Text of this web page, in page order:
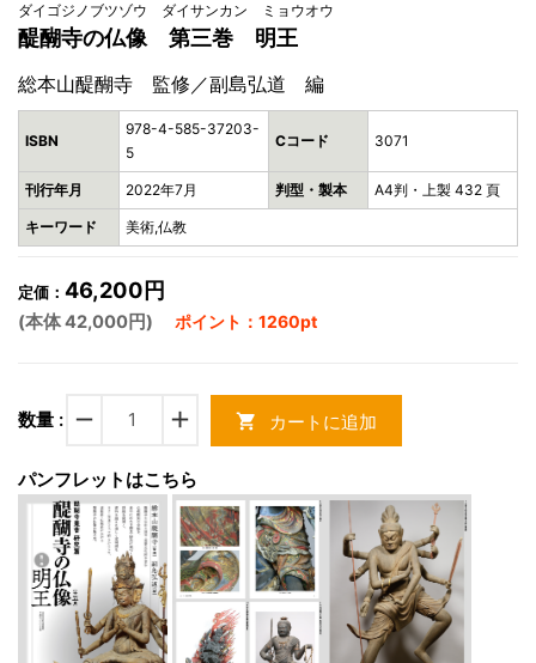
ダイゴジノブツゾウ ダイサンカン ミョウオウ
醍醐寺の仏像 第三巻 明王
総本山醍醐寺 監修／副島弘道 編
ISBN
978-4-585-37203-
5
Cコード 3071
刊行年月 2022年7月 判型・製本 A4判・上製 432 頁
キーワード 美術,仏教
定価： 46,200円
(本体 42,000円) ポイント：1260pt
数量 : remove add shopping_cart カートに追加
パンフレットはこちら